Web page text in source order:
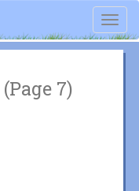
(Page 7)